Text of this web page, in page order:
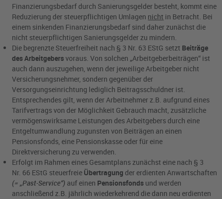
Finanzierungsbedarf durch Sanierungsgelder besteht, kommt eine
Reduzierung der steuerpflichtigen Umlagen nicht in Betracht. Bei
einem sinkenden Finanzierungsbedarf sind daher zunächst die
nicht steuerpflichtigen Sanierungsgelder zu mindern.
Die begrenzte Steuerfreiheit nach § 3 Nr. 63 EStG setzt Beiträge
des Arbeitgebersvoraus. Von solchen „Arbeitgeberbeiträgen“ ist
auch dann auszugehen, wenn der jeweilige Arbeitgeber nicht
Versicherungsnehmer, sondern gegenüber der
Versorgungseinrichtung lediglich Beitragsschuldner ist.
Entsprechendes gilt, wenn der Arbeitnehmer z.B. aufgrund eines
Tarifvertrags von der Möglichkeit Gebrauch macht, zusätzliche
vermögenswirksame Leistungen des Arbeitgebers durch eine
Entgeltumwandlung zugunsten von Beiträgen an einen
Pensionsfonds, eine Pensionskasse oder für eine
Direktversicherung zu verwenden.
Erfolgt im Rahmen eines Gesamtplans zunächst eine nach § 3
Nr. 66 EStG steuerfreie Übertragung der erdienten Anwartschaften
(= „Past-Service“) auf einen Pensionsfonds und werden
anschließend z.B. jährlich wiederkehrend die dann neu erdienten